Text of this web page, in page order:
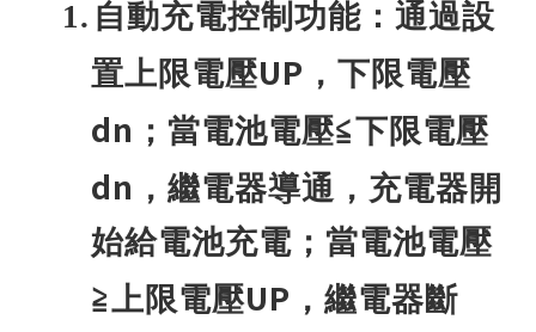
1. 自動充電控制功能：通過設
置上限電壓UP ，下限電壓
dn ；當電池電壓≦下限電壓
dn ，繼電器導通，充電器開
始給電池充電；當電池電壓
≧上限電壓UP ，繼電器斷